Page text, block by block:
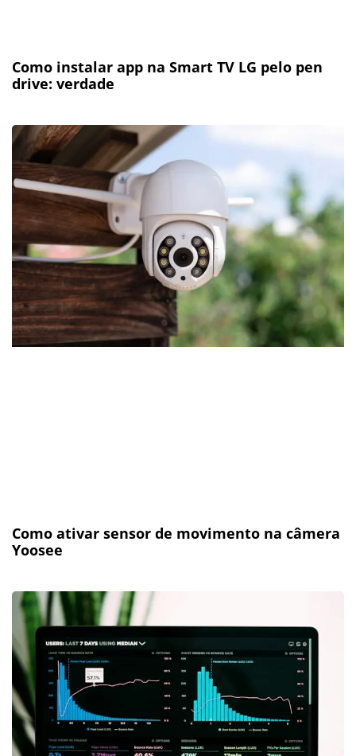
Como instalar app na Smart TV LG pelo pen
drive: verdade
Como ativar sensor de movimento na câmera
Yoosee